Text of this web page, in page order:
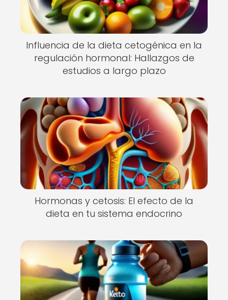
Influencia de la dieta cetogénica en la
regulación hormonal: Hallazgos de
estudios a largo plazo
Hormonas y cetosis: El efecto de la
dieta en tu sistema endocrino